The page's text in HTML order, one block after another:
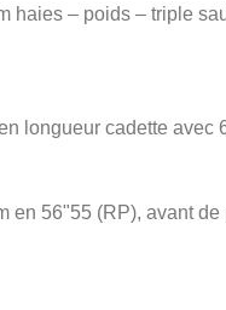
haies – poids – triple
longueur cadette avec
en 56"55 (RP), avant